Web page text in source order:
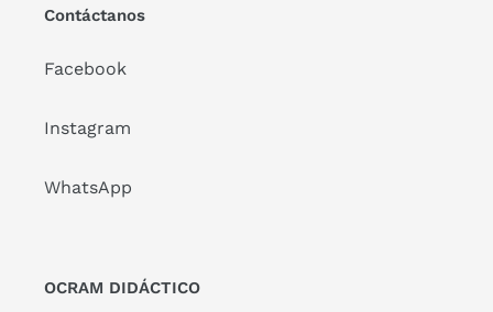
Contáctanos
Facebook
Instagram
WhatsApp
OCRAM DIDÁCTICO